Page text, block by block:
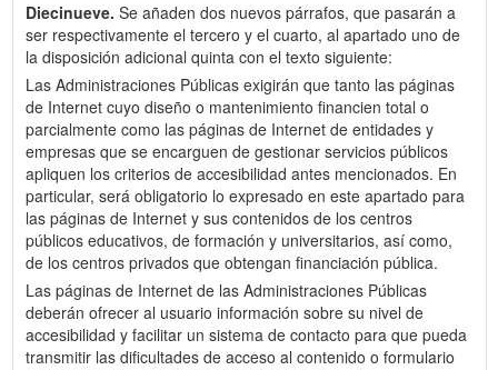
Diecinueve. Se añaden dos nuevos párrafos, que pasarán a
ser respectivamente el tercero y el cuarto, al apartado uno de
la disposición adicional quinta con el texto siguiente:
Las Administraciones Públicas exigirán que tanto las páginas
de Internet cuyo diseño o mantenimiento financien total o
parcialmente como las páginas de Internet de entidades y
empresas que se encarguen de gestionar servicios públicos
apliquen los criterios de accesibilidad antes mencionados. En
particular, será obligatorio lo expresado en este apartado para
las páginas de Internet y sus contenidos de los centros
públicos educativos, de formación y universitarios, así como,
de los centros privados que obtengan financiación pública.
Las páginas de Internet de las Administraciones Públicas
deberán ofrecer al usuario información sobre su nivel de
accesibilidad y facilitar un sistema de contacto para que pueda
transmitir las dificultades de acceso al contenido o formulario